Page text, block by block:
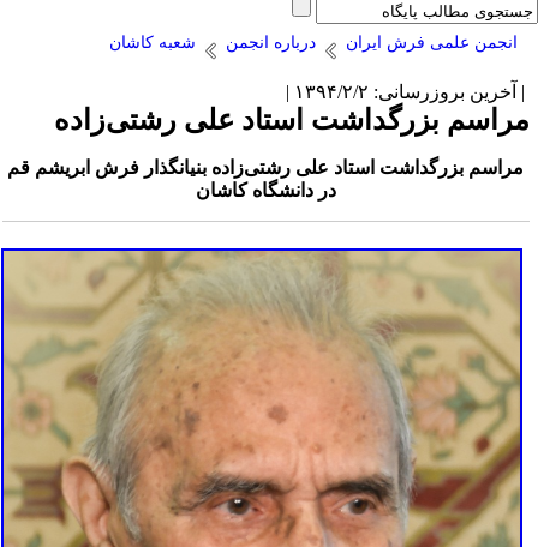
انجمن علمی فرش ایران درباره انجمن شعبه کاشان
بروزرسانی: ۱۳۹۴/۲/۲ |
بزرگداشت استاد علی رشتی‌زاده
مراسم بزرگداشت استاد علی رشتی‌زاده بنیانگذار فرش ابریشم قم
در دانشگاه کاشان